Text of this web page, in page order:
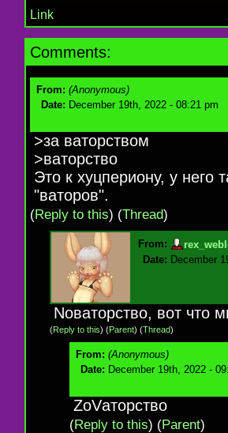
Link
Comments:
From: (Anonymous)
Date: December 19th, 2022 - 08:21 pm
>за ваторством
>ваторство
Это к хуцпериону, у него
"ваторов".
(Reply to this) (Thread)
From:
Date: December
Noваторство, вот что
(Reply to this) (Parent) (Thread)
From: (Anonymous)
Date: December 19th, 2022 -
ZoVаторство
(Reply to this) (Parent)